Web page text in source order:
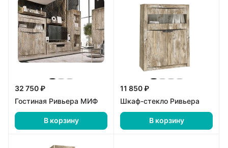
32 750 ₽
Гостиная Ривьера МИФ
В корзину
11 850 ₽
Шкаф-стекло Ривьера
В корзину